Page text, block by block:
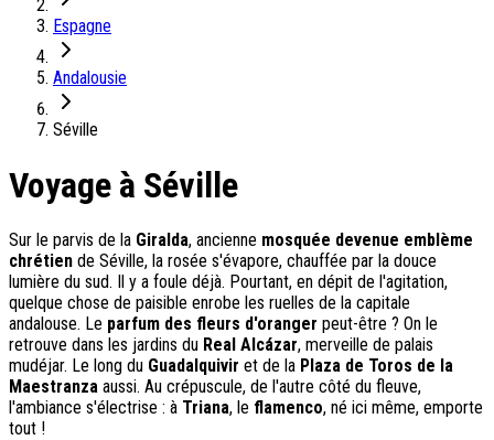
On adore
Notre nouveauté : Madère douceur Atlantique
Séjour en amoureux : Acacia Marina
Un circuit au charme slovène
Voyage en petit groupe au Parthénope
Nos voyages
Destinations
Croatie
Espagne
Grèce
Italie
Espagne
Andalousie
Séville
Voyage à Séville
Sur le parvis de la Giralda, ancienne mosquée devenue emblème
chrétien de Séville, la rosée s'évapore, chauffée par la douce
lumière du sud. Il y a foule déjà. Pourtant, en dépit de l'agitation,
quelque chose de paisible enrobe les ruelles de la capitale
andalouse. Le parfum des fleurs d'oranger peut-être ? On le
retrouve dans les jardins du Real Alcázar, merveille de palais
mudéjar. Le long du Guadalquivir et de la Plaza de Toros de la
Maestranza aussi. Au crépuscule, de l'autre côté du fleuve,
l'ambiance s'électrise : à Triana, le flamenco, né ici même, emporte
tout !